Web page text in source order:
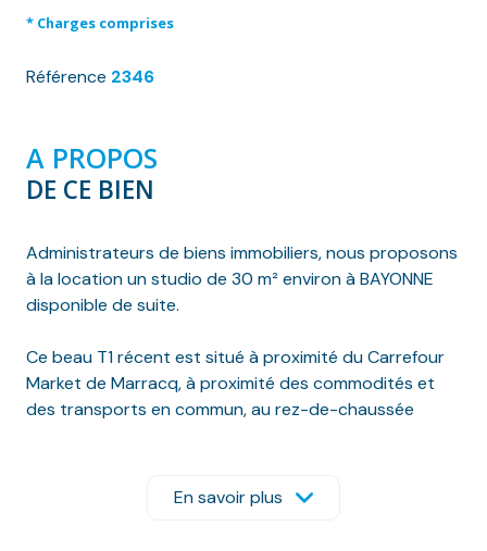
* Charges comprises
Référence 2346
A PROPOS
DE CE BIEN
Administrateurs de biens immobiliers, nous proposons
à la location un studio de 30 m² environ à BAYONNE
disponible de suite.
Ce beau T1 récent est situé à proximité du Carrefour
Market de Marracq, à proximité des commodités et
des transports en commun, au rez-de-chaussée
Il se compose d'une entrée sur une belle pièce
principale avec alcove à usage de coin nuit, cuisine
En savoir plus